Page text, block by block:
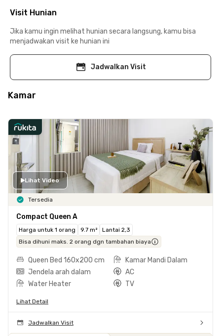
Visit Hunian
Jika kamu ingin melihat hunian secara langsung, kamu bisa
menjadwakan visit ke hunian ini
Jadwalkan Visit
Kamar
Lihat Video
Tersedia
Compact Queen A
Harga untuk 1 orang 9.7 m²
Lantai 2,3
Bisa dihuni maks. 2 orang dgn tambahan biaya
Queen Bed 160x200 cm
Kamar Mandi Dalam
Jendela arah dalam
AC
Water Heater
TV
Lihat Detail
Jadwalkan Visit